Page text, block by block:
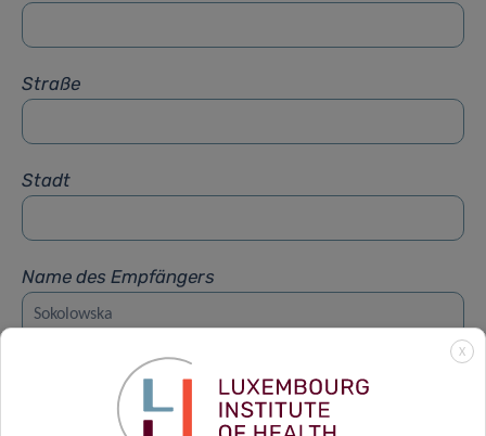
Straße
Stadt
Name des Empfängers
Vorname des Empfängers
X